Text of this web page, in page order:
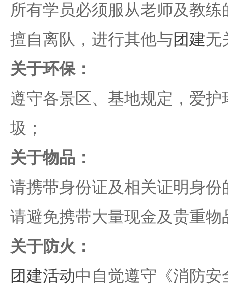
所有学员必须服从老师及教
擅自离队，进行其他与团建无
关于环保：
遵守各景区、基地规定，爱
圾；
关于物品：
请携带身份证及相关证明身
请避免携带大量现金及贵重物
关于防火：
团建活动中自觉遵守《消防